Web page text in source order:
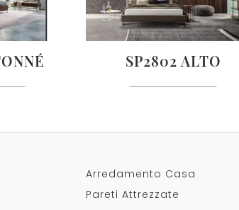
SP2802 ALTO
Arredamento Casa
Pareti Attrezzate